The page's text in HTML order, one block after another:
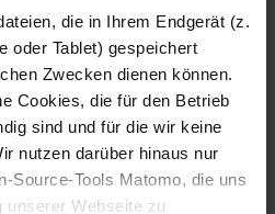
die in Ihrem Endgerät (z.
oder Tablet) gespeichert
Zwecken dienen können.
Cookies, die für den Betrieb
sind und für die wir keine
nutzen darüber hinaus nur
Source-Tools Matomo, die uns
unserer Webseite zu
Fotografo: Lorenz
Sternbach
Download